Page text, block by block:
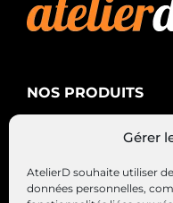
Gérer
AtelierD souhaite utiliser
données personnelles,
NOS PRODUITS
Alternateurs –